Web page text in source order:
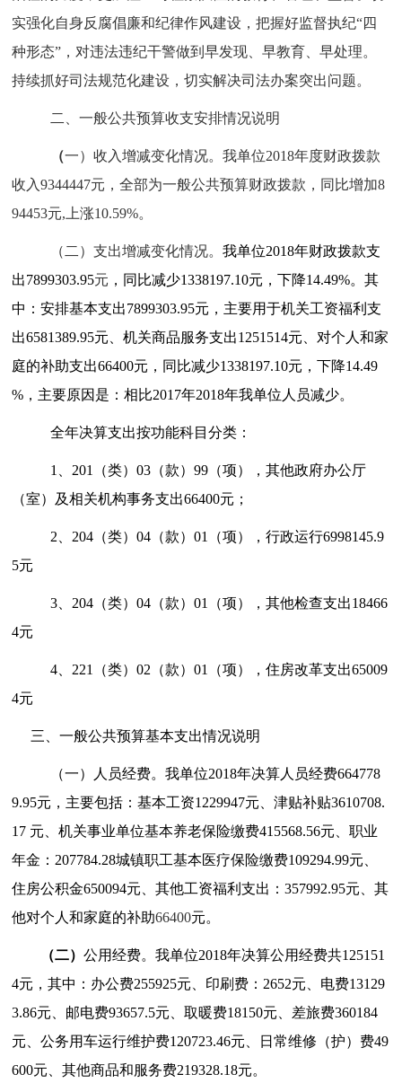
实强化自身反腐倡廉和纪律作风建设，把握好监督执纪“四
种形态”，对违法违纪干警做到早发现、早教育、早处理。
持续抓好司法规范化建设，切实解决司法办案突出问题。
二、一般公共预算收支安排情况说明
（一）收入增减变化情况。我单位2018年度财政拨款
收入9344447元，全部为一般公共预算财政拨款，同比增加8
94453元,上涨10.59%。
（二）支出增减变化情况。我单位2018年财政拨款支
出7899303.95元 ，同比减少1338197.10元，下降14.49%。其
中：安排基本支出7899303.95元，主要用于机关工资福利支
出6581389.95元、机关商品服务支出1251514元、对个人和家
庭的补助支出66400元，同比减少1338197.10元，下降14.49
%，主要原因是：相比2017年2018年我单位人员减少。
全年决算支出按功能科目分类：
1、201（类）03（款）99（项），其他政府办公厅
（室）及相关机构事务支出66400元；
2、204（类）04（款）01（项），行政运行6998145.9
5元
3、204（类）04（款）01（项），其他检查支出18466
4元
4、221（类）02（款）01（项），住房改革支出65009
4元
三、一般公共预算基本支出情况说明
（一）人员经费。我单位2018年决算人员经费664778
9.95元，主要包括：基本工资1229947元、津贴补贴3610708.
17 元、机关事业单位基本养老保险缴费415568.56元、职业
年金：207784.28城镇职工基本医疗保险缴费109294.99元、
住房公积金650094元、其他工资福利支出：357992.95元、其
他对个人和家庭的补助66400元。
（二）公用经费。我单位2018年决算公用经费共125151
4元，其中：办公费255925元、印刷费：2652元、电费13129
3.86元、邮电费93657.5元、取暖费18150元、差旅费360184
元、公务用车运行维护费120723.46元、日常维修（护）费49
600元、其他商品和服务费219328.18元。